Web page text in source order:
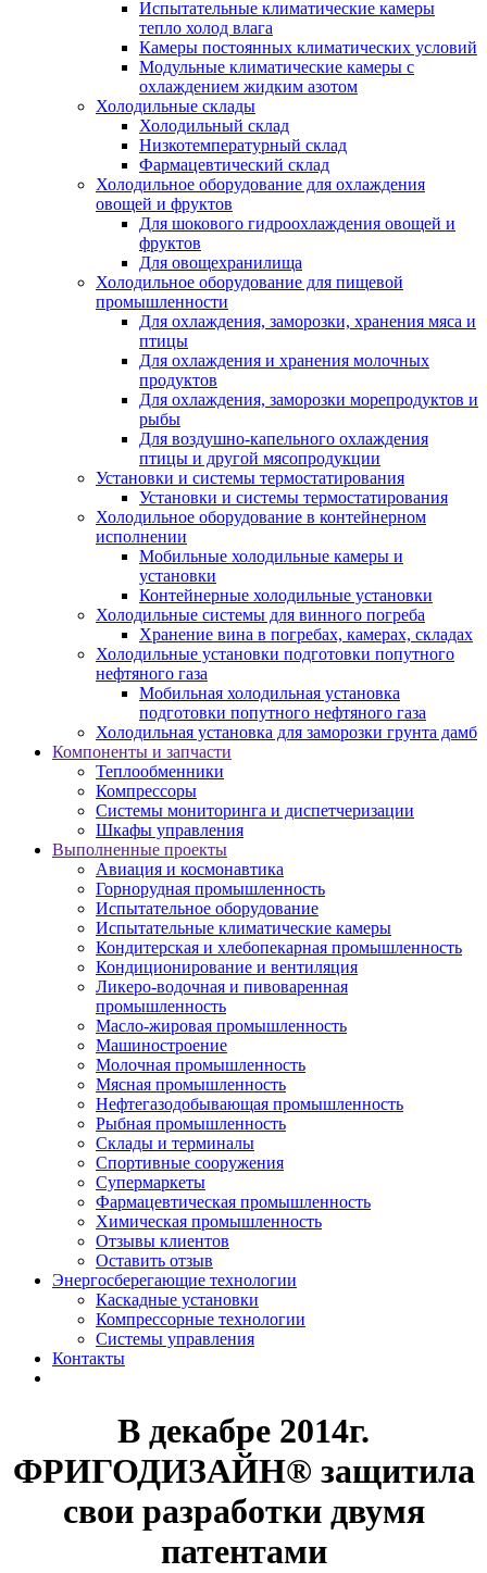
Испытательные климатические камеры
тепло холод влага
Камеры постоянных климатических условий
Модульные климатические камеры с
охлаждением жидким азотом
Холодильные склады
Холодильный склад
Низкотемпературный склад
Фармацевтический склад
Холодильное оборудование для охлаждения
овощей и фруктов
Для шокового гидроохлаждения овощей и
фруктов
Для овощехранилища
Холодильное оборудование для пищевой
промышленности
Для охлаждения, заморозки, хранения мяса и
птицы
Для охлаждения и хранения молочных
продуктов
Для охлаждения, заморозки морепродуктов и
рыбы
Для воздушно-капельного охлаждения
птицы и другой мясопродукции
Установки и системы термостатирования
Установки и системы термостатирования
Холодильное оборудование в контейнерном
исполнении
Мобильные холодильные камеры и
установки
Контейнерные холодильные установки
Холодильные системы для винного погреба
Хранение вина в погребах, камерах, складах
Холодильные установки подготовки попутного
нефтяного газа
Мобильная холодильная установка
подготовки попутного нефтяного газа
Холодильная установка для заморозки грунта дамб
Компоненты и запчасти
Теплообменники
Компрессоры
Системы мониторинга и диспетчеризации
Шкафы управления
Выполненные проекты
Авиация и космонавтика
Горнорудная промышленность
Испытательное оборудование
Испытательные климатические камеры
Кондитерская и хлебопекарная промышленность
Кондиционирование и вентиляция
Ликеро-водочная и пивоваренная
промышленность
Масло-жировая промышленность
Машиностроение
Молочная промышленность
Мясная промышленность
Нефтегазодобывающая промышленность
Рыбная промышленность
Склады и терминалы
Спортивные сооружения
Супермаркеты
Фармацевтическая промышленность
Химическая промышленность
Отзывы клиентов
Оставить отзыв
Энергосберегающие технологии
Каскадные установки
Компрессорные технологии
Системы управления
Контакты
В декабре 2014г.
ФРИГОДИЗАЙН® защитила
свои разработки двумя
патентами